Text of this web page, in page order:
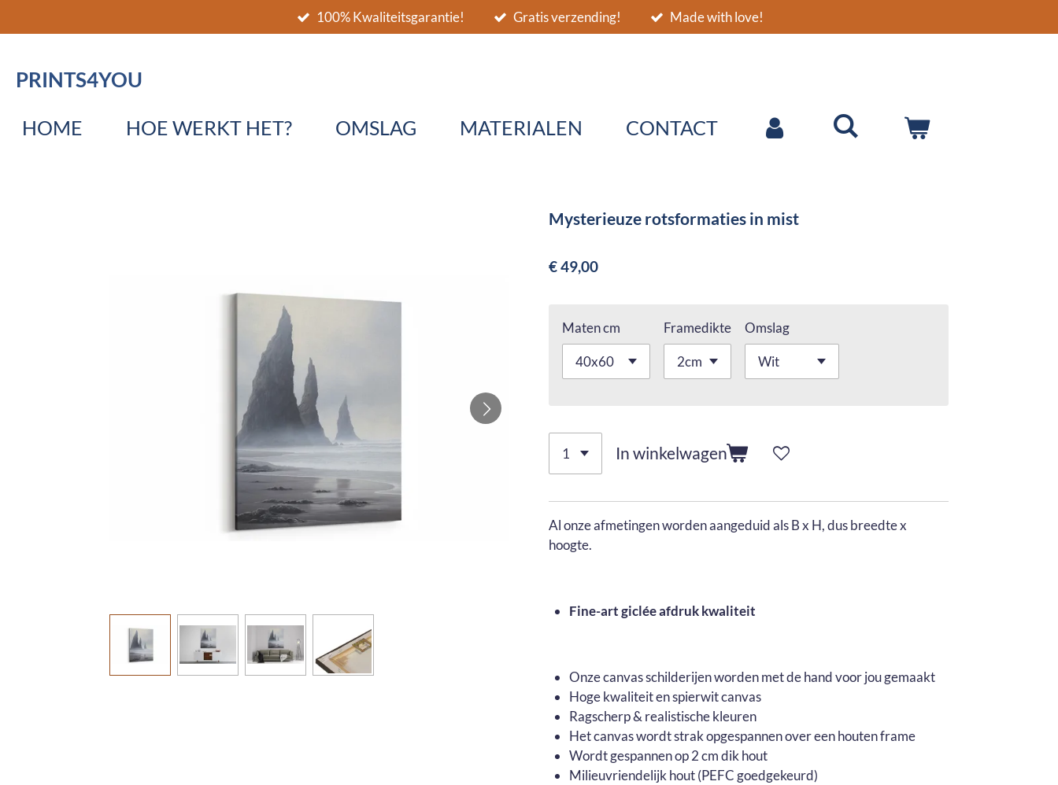
direct
de
100% Kwaliteitsgarantie! Gratis verzending! Made with love!
PRINTS4YOU
HOME HOE WERKT HET? OMSLAG MATERIALEN CONTACT
Mysterieuze rotsformaties in mist
€ 49,00
Maten cm Framedikte Omslag
In winkelwagen
Al onze afmetingen worden aangeduid als B x H, dus breedte x
hoogte.
Fine-art giclée afdruk kwaliteit
Onze canvas schilderijen worden met de hand voor jou gemaakt
Hoge kwaliteit en spierwit canvas
Ragscherp & realistische kleuren
Het canvas wordt strak opgespannen over een houten frame
Wordt gespannen op 2 cm dik hout
Milieuvriendelijk hout (PEFC goedgekeurd)